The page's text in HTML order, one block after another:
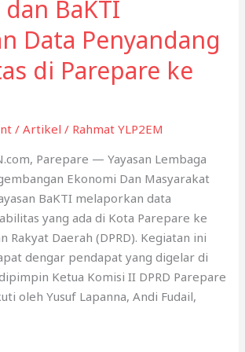
dan BaKTI
Data Penyandang
di Parepare ke
/Artikel / Rahmat YLP2EM
Parepare — Yayasan Lembaga
Ekonomi Dan Masyarakat
BaKTI melaporkan data
yang ada di Kota Parepare ke
Rakyat Daerah (DPRD). Kegiatan ini
dengar pendapat yang digelar di
Ketua Komisi II DPRD Parepare
oleh Yusuf Lapanna, Andi Fudail,